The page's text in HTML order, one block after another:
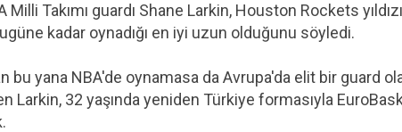
Takımı guardı Shane Larkin, Houston Rockets yıldızı
kadar oynadığı en iyi uzun olduğunu söyledi.
bu yana NBA'de oynamasa da Avrupa'da elit bir guard
Larkin, 32 yaşında yeniden Türkiye formasıyla